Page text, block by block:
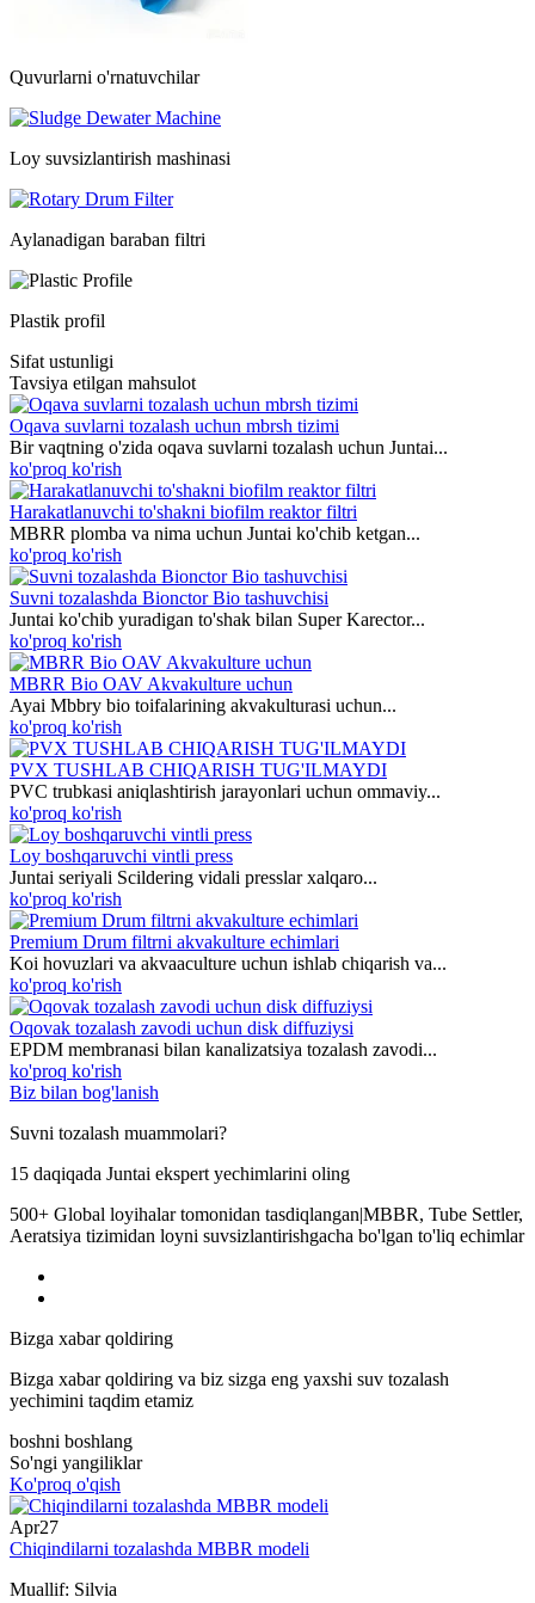
Quvurlarni o'rnatuvchilar
Loy suvsizlantirish mashinasi
Aylanadigan baraban filtri
Plastik profil
Sifat ustunligi
Tavsiya etilgan mahsulot
Oqava suvlarni tozalash uchun mbrsh tizimi
Bir vaqtning o'zida oqava suvlarni tozalash uchun Juntai...
ko'proq ko'rish
Harakatlanuvchi to'shakni biofilm reaktor filtri
MBRR plomba va nima uchun Juntai ko'chib ketgan...
ko'proq ko'rish
Suvni tozalashda Bionctor Bio tashuvchisi
Juntai ko'chib yuradigan to'shak bilan Super Karector...
ko'proq ko'rish
MBRR Bio OAV Akvakulture uchun
Ayai Mbbry bio toifalarining akvakulturasi uchun...
ko'proq ko'rish
PVX TUSHLAB CHIQARISH TUG'ILMAYDI
PVC trubkasi aniqlashtirish jarayonlari uchun ommaviy...
ko'proq ko'rish
Loy boshqaruvchi vintli press
Juntai seriyali Scildering vidali presslar xalqaro...
ko'proq ko'rish
Premium Drum filtrni akvakulture echimlari
Koi hovuzlari va akvaaculture uchun ishlab chiqarish va...
ko'proq ko'rish
Oqovak tozalash zavodi uchun disk diffuziysi
EPDM membranasi bilan kanalizatsiya tozalash zavodi...
ko'proq ko'rish
Biz bilan bog'lanish
Suvni tozalash muammolari?
15 daqiqada Juntai ekspert yechimlarini oling
500+ Global loyihalar tomonidan tasdiqlangan|MBBR, Tube Settler,
Aeratsiya tizimidan loyni suvsizlantirishgacha bo'lgan to'liq echimlar
Bizga xabar qoldiring
Bizga xabar qoldiring va biz sizga eng yaxshi suv tozalash
yechimini taqdim etamiz
boshni boshlang
So'ngi yangiliklar
Ko'proq o'qish
Apr27
Chiqindilarni tozalashda MBBR modeli
Muallif: Silvia